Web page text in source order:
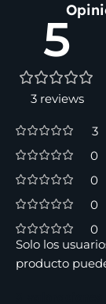
5
3 reviews
3
0
0
0
0
Solo los
producto